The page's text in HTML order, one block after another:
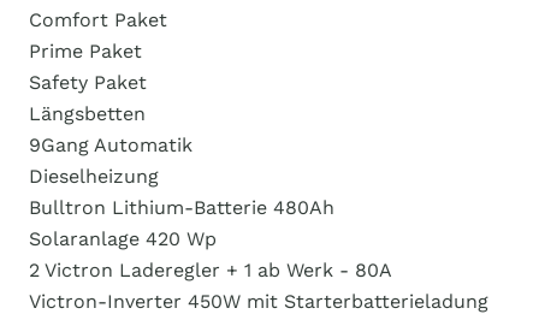
Comfort Paket
Prime Paket
Safety Paket
Längsbetten
9Gang Automatik
Dieselheizung
Bulltron Lithium-Batterie 480Ah
Solaranlage 420 Wp
2 Victron Laderegler + 1 ab Werk - 80A
Victron-Inverter 450W mit Starterbatterieladung